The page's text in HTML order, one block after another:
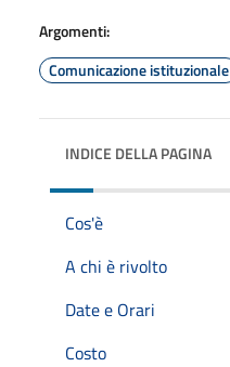
Argomenti:
Comunicazione istituzionale
INDICE DELLA PAGINA
Cos'è
A chi è rivolto
Date e Orari
Costo